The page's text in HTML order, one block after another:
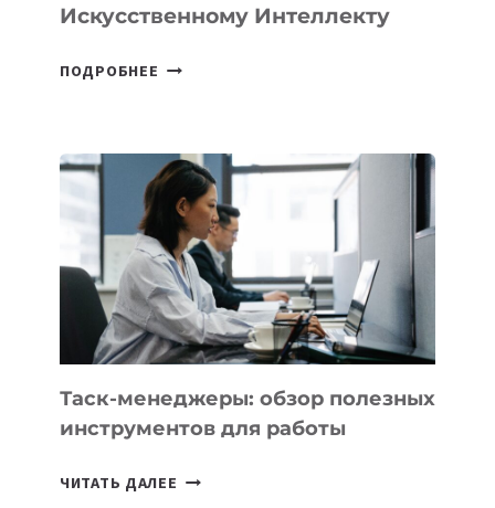
Искусственному Интеллекту
ПОДРОБНЕЕ
НОВЫЕ
ПРЕДМЕТЫ
ПО
ИСКУССТВЕННОМУ
ИНТЕЛЛЕКТУ
Таск-менеджеры: обзор полезных
инструментов для работы
ЧИТАТЬ ДАЛЕЕ ТАСК-